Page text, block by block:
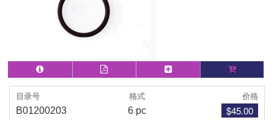
目录号 格式 价格
B01200203 6 pc $45.00